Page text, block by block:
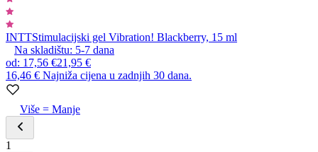
INTTStimulacijski gel Vibration! Blackberry, 15 ml
Na skladištu: 5-7 dana
od: 17,56 €21,95 €
16,46 € Najniža cijena u zadnjih 30 dana.
Više = Manje
1